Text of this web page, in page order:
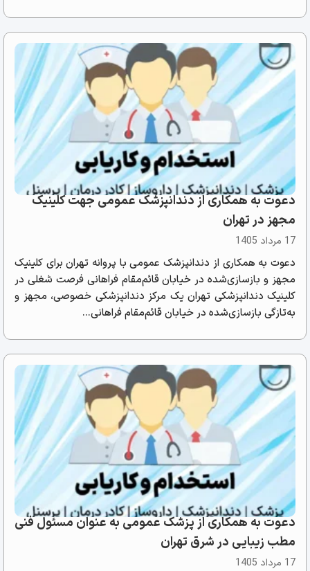
دعوت به همکاری از دندانپزشک عمومی جهت کلینیک
مجهز در تهران
17 مرداد 1405
دعوت به همکاری از دندانپزشک عمومی با پروانه تهران برای کلینیک
مجهز و بازسازی‌شده در خیابان قائم‌مقام فراهانی فرصت شغلی در
کلینیک دندانپزشکی تهران یک مرکز دندانپزشکی خصوصی، مجهز و
به‌تازگی بازسازی‌شده در خیابان قائم‌مقام فراهانی...
دعوت به همکاری از پزشک عمومی به عنوان مسئول فنی
مطب زیبایی در شرق تهران
17 مرداد 1405